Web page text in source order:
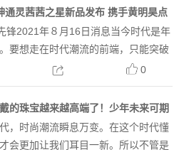
代言人蔡徐坤身戴De Beers
通灵茜茜之星新品发布 携手黄明昊点
旅
锋2021年８月16日消息当今时代是年
要想走在时代潮流的前端，只能突破
此道的Leysen莱绅通灵，在中国情人节
为我们带来了茜茜之星系列新品发布
球品牌大使Justin黄明昊一起，为...
0
的珠宝越来越高端了！少年未来可期
，时尚潮流瞬息万变。在这个时代懂
会更加让我们耳目一新。所以不管是